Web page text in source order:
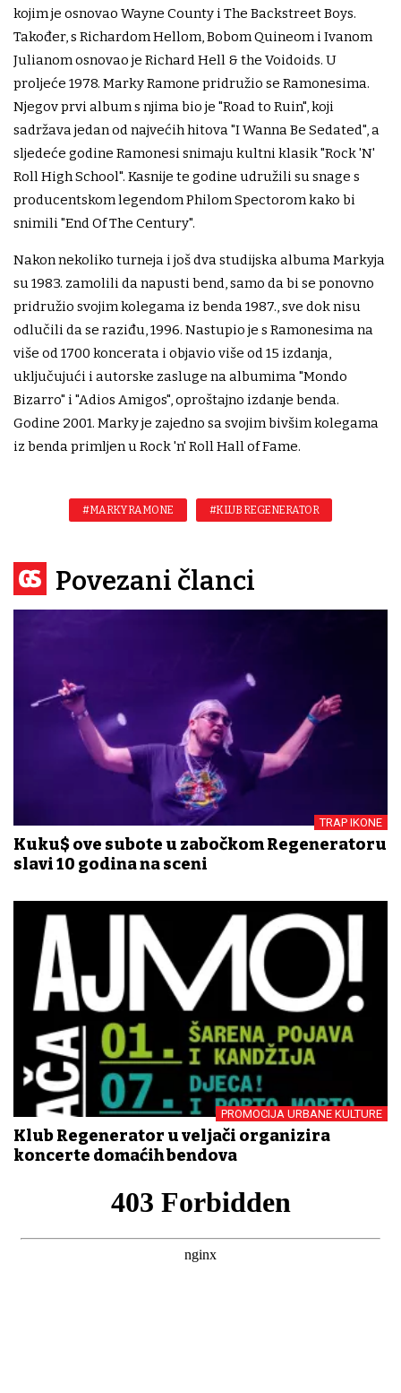
kojim je osnovao Wayne County i The Backstreet Boys.
Također, s Richardom Hellom, Bobom Quineom i Ivanom
Julianom osnovao je Richard Hell & the Voidoids. U
proljeće 1978. Marky Ramone pridružio se Ramonesima.
Njegov prvi album s njima bio je "Road to Ruin", koji
sadržava jedan od najvećih hitova "I Wanna Be Sedated", a
sljedeće godine Ramonesi snimaju kultni klasik "Rock 'N'
Roll High School". Kasnije te godine udružili su snage s
producentskom legendom Philom Spectorom kako bi
snimili "End Of The Century".
Nakon nekoliko turneja i još dva studijska albuma Markyja
su 1983. zamolili da napusti bend, samo da bi se ponovno
pridružio svojim kolegama iz benda 1987., sve dok nisu
odlučili da se raziđu, 1996. Nastupio je s Ramonesima na
više od 1700 koncerata i objavio više od 15 izdanja,
uključujući i autorske zasluge na albumima "Mondo
Bizarro" i "Adios Amigos", oproštajno izdanje benda.
Godine 2001. Marky je zajedno sa svojim bivšim kolegama
iz benda primljen u Rock 'n' Roll Hall of Fame.
#MARKY RAMONE #KLUB REGENERATOR
Povezani članci
TRAP IKONE
Kuku$ ove subote u zabočkom Regeneratoru
slavi 10 godina na sceni
PROMOCIJA URBANE KULTURE
Klub Regenerator u veljači organizira
koncerte domaćih bendova